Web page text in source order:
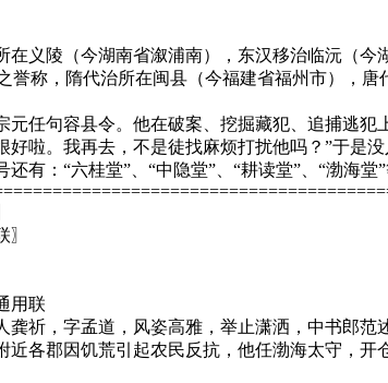
在义陵（今湖南省溆浦南），东汉移治临沅（今
誉称，隋代治所在闽县（今福建省福州市），唐
元任句容县令。他在破案、挖掘藏犯、追捕逃
好啦。我再去，不是徒找麻烦打扰他吗？”于是
有：“六桂堂”、“中隐堂”、“耕读堂”、“渤海堂”
用联
龚祈，字孟道，风姿高雅，举止潇洒，中书郎
近各郡因饥荒引起农民反抗，他任渤海太守，开